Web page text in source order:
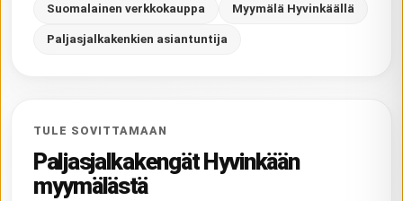
Suomalainen verkkokauppa Myymälä Hyvinkäällä
Paljasjalkakenkien asiantuntija
TULE SOVITTAMAAN
Paljasjalkakengät Hyvinkään
myymälästä